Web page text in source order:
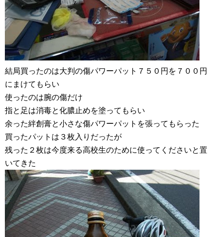
結局買ったのは大判の傷パワーパット７５０円を７００円
にまけてもらい
使ったのは腕の傷だけ
指と足は消毒と化膿止めを塗ってもらい
余った絆創膏と小さな傷パワーパットを張ってもらった
買ったパットは３枚入りだったが
残った２枚は今度来る高校生のために使ってくださいと置
いてきた